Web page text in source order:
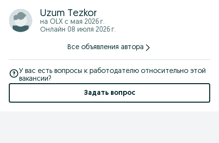
Uzum Tezkor
на OLX с мая 2026 г.
Онлайн 08 июля 2026 г.
Все объявления автора
У вас есть вопросы к работодателю относительно этой
вакансии?
Задать вопрос